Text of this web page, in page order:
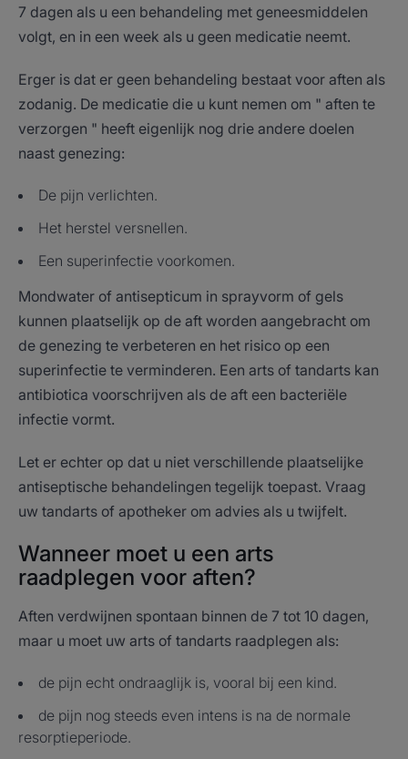
7 dagen als u een behandeling met geneesmiddelen
volgt, en in een week als u geen medicatie neemt.
Erger is dat er geen behandeling bestaat voor aften als
zodanig. De medicatie die u kunt nemen om " aften te
verzorgen " heeft eigenlijk nog drie andere doelen
naast genezing:
De pijn verlichten.
Het herstel versnellen.
Een superinfectie voorkomen.
Mondwater of antisepticum in sprayvorm of gels
kunnen plaatselijk op de aft worden aangebracht om
de genezing te verbeteren en het risico op een
superinfectie te verminderen. Een arts of tandarts kan
antibiotica voorschrijven als de aft een bacteriële
infectie vormt.
Let er echter op dat u niet verschillende plaatselijke
antiseptische behandelingen tegelijk toepast. Vraag
uw tandarts of apotheker om advies als u twijfelt.
Wanneer moet u een arts
raadplegen voor aften?
Aften verdwijnen spontaan binnen de 7 tot 10 dagen,
maar u moet uw arts of tandarts raadplegen als:
de pijn echt ondraaglijk is, vooral bij een kind.
de pijn nog steeds even intens is na de normale
resorptieperiode.